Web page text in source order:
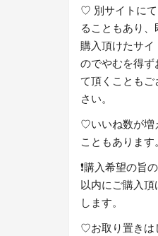
♡ 別サイトに
ることもあり
購入頂けたサ
のでやむを得
て頂くことも
さい。
♡いいね数が増
こともあります。
❗️購入希望の旨
以内にご購入
します。
♡お取り置きは